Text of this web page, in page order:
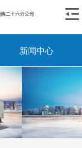

新闻中心